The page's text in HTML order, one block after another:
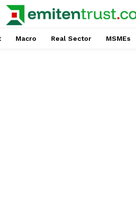
Macro Real Sector MSMEs